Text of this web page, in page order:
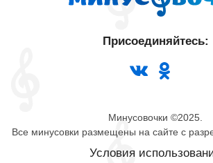
Минусовочки ©2025.
Все минусовки размещены на сайте с
Условия
Присоединяйтесь: